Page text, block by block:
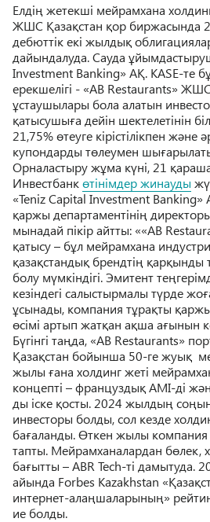
Елдің жетекші мейрамхана
ЖШС Қазақстан қор биржасында 2
дебюттік екі жылдық
дайындалуда. Сауда
Investment Banking» АҚ. KASE-те
ерекшелігі - «AB Restaurants»
ұстаушылары бола алатын
қатысушыға дейін шектелетінін
21,75% өтеуге кірістілікпен және
купондарды төлеумен
Орналастыру жұма күні, 21
Инвестбанкөтінімдер жинауды
«Teniz Capital Investment Banking»
қаржы департаментінің
мынадай пікір айтты: ««AB
қатысу – бұл мейрамхана
қазақстандық брендтің қарқынды
болу мүмкіндігі. Эмитент
кезіндегі салыстырмалы түрде
ұсынады, компания тұрақты
өсімі артып жатқан ақша ағынын
Бүгінгі таңда, «AB Restaurants»
Қазақстан бойынша 50-ге жуық
жылы ғана холдинг жеті
концепті – француздық AМІ-ді
ды іске қосты. 2024 жылдың
инвесторы болды, сол кезде
бағаланды. Өткен жылы компания
тапты. Мейрамханалардан бөлек,
бағытты – ABR Tech-ті
айында Forbes Kazakhstan
интернет-алаңшаларының»
ие болды.